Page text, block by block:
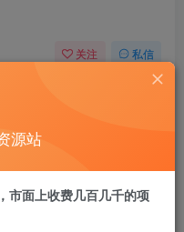
关注 私信
源站
市面上收费几百几千的项